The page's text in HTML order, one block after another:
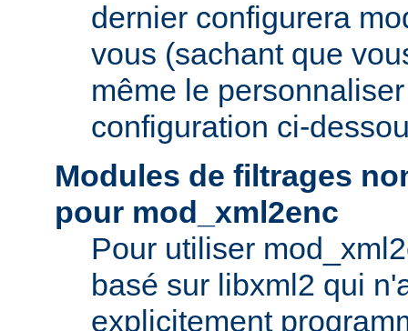
dernier configurera
vous (sachant que
même le
configuration ci-
Modules de filtrages
pour mod_xml2enc
Pour utiliser
basé sur libxml2 qui
explicitement